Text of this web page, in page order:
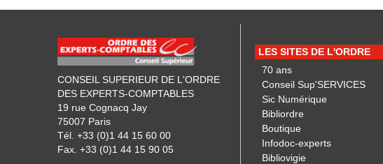
CONSEIL SUPERIEUR DE L'ORDRE
DES EXPERTS-COMPTABLES
19 rue Cognacq Jay
75007 Paris
Tél. +33 (0)1 44 15 60 00
Fax. +33 (0)1 44 15 90 05
LES SITES DE L'ORDRE
70 ans
Conseil Sup'SERVICES
Sic Numérique
Bibliordre
Boutique
Infodoc-experts
Bibliovigie